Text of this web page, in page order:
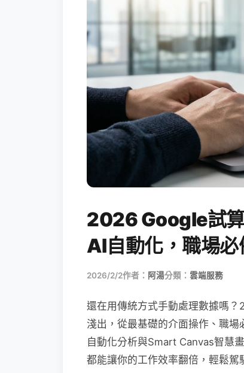
2026 Google試
AI自動化，職場
2026/2/2作者： 阿湯分類： 雲端服務
還在用傳統方式手動處理數據嗎
淺出，從最基礎的介面操作、職
自動化分析與Smart Canvas智慧
都能讓你的工作效率翻倍，輕鬆駕